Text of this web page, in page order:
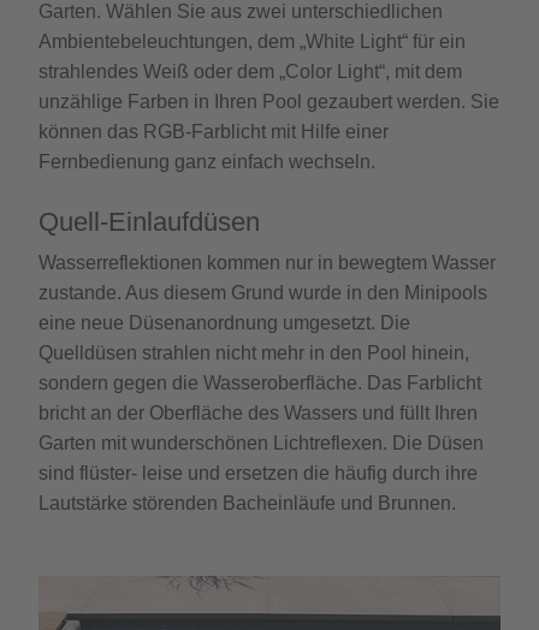
Garten. Wählen Sie aus zwei unterschiedlichen
Ambientebeleuchtungen, dem „White Light“ für ein
strahlendes Weiß oder dem „Color Light“, mit dem
unzählige Farben in Ihren Pool gezaubert werden. Sie
können das RGB-Farblicht mit Hilfe einer
Fernbedienung ganz einfach wechseln.
Quell-Einlaufdüsen
Wasserreflektionen kommen nur in bewegtem Wasser
zustande. Aus diesem Grund wurde in den Minipools
eine neue Düsenanordnung umgesetzt. Die
Quelldüsen strahlen nicht mehr in den Pool hinein,
sondern gegen die Wasseroberfläche. Das Farblicht
bricht an der Oberfläche des Wassers und füllt Ihren
Garten mit wunderschönen Lichtreflexen. Die Düsen
sind flüster- leise und ersetzen die häufig durch ihre
Lautstärke störenden Bacheinläufe und Brunnen.